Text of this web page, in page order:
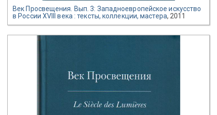
Век Просвещения. Вып. 3: Западноевропейское искусство
в России XVIII века : тексты, коллекции, мастера, 2011